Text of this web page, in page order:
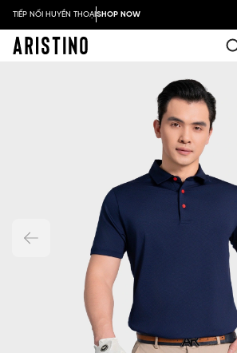
TIẾP NỐI HUYỀN THOẠISHOP NOW